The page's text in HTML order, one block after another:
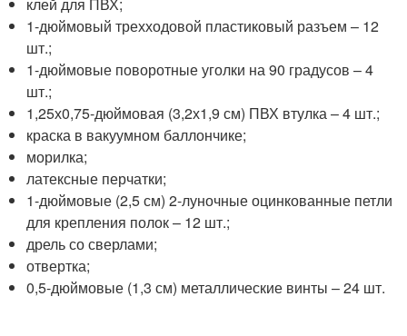
клей для ПВХ;
1-дюймовый трехходовой пластиковый разъем – 12
шт.;
1-дюймовые поворотные уголки на 90 градусов – 4
шт.;
1,25х0,75-дюймовая (3,2х1,9 см) ПВХ втулка – 4 шт.;
краска в вакуумном баллончике;
морилка;
латексные перчатки;
1-дюймовые (2,5 см) 2-луночные оцинкованные петли
для крепления полок – 12 шт.;
дрель со сверлами;
отвертка;
0,5-дюймовые (1,3 см) металлические винты – 24 шт.